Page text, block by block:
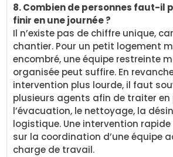
8. Combien de personnes faut-il
finir en une journée ?
Il n’existe pas de chiffre unique,
chantier. Pour un petit logement
encombré, une équipe restreinte
organisée peut suffire. En
intervention plus lourde, il faut
plusieurs agents afin de traiter en
l’évacuation, le nettoyage, la
logistique. Une intervention
sur la coordination d’une équipe
charge de travail.